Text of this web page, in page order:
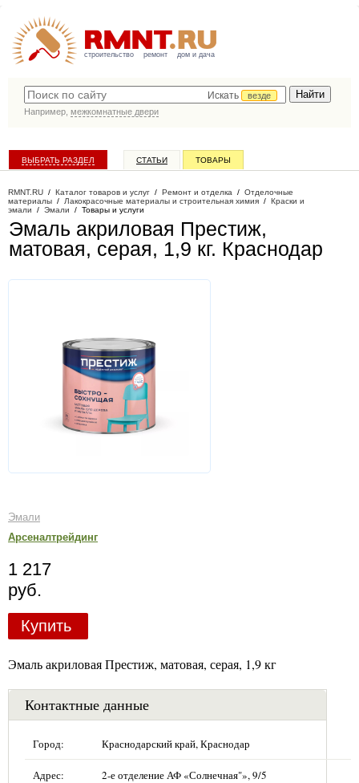
строительство ремонт дом и дача
Искать
везде
Например, межкомнатные двери
ВЫБРАТЬ РАЗДЕЛ СТАТЬИ ТОВАРЫ
RMNT.RU / Каталог товаров и услуг / Ремонт и отделка / Отделочные
материалы / Лакокрасочные материалы и строительная химия / Краски и
эмали / Эмали / Товары и услуги
Эмаль акриловая Престиж,
матовая, серая, 1,9 кг. Краснодар
Эмали
Арсеналтрейдинг
1 217
руб.
Купить
Эмаль акриловая Престиж, матовая, серая, 1,9 кг
Контактные данные
Город: Краснодарский край, Краснодар
Адрес: 2-е отделение АФ «Солнечная"», 9/5